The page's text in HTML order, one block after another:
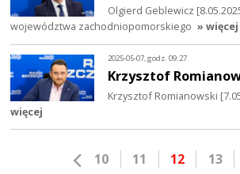
Olgierd Geblewicz
województwa zachodniopomorskiego » więcej
2025-05-07, godz. 09:27
Krzysztof
Krzysztof Romianowski
więcej
10 11 12 13